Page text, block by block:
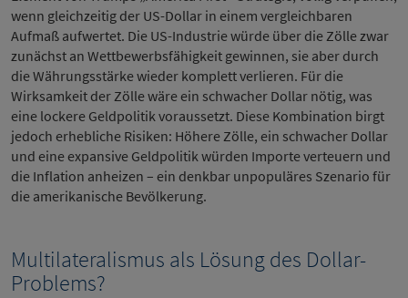
wenn gleichzeitig der US-Dollar in einem vergleichbaren
Aufmaß aufwertet. Die US-Industrie würde über die Zölle zwar
zunächst an Wettbewerbsfähigkeit gewinnen, sie aber durch
die Währungsstärke wieder komplett verlieren. Für die
Wirksamkeit der Zölle wäre ein schwacher Dollar nötig, was
eine lockere Geldpolitik voraussetzt. Diese Kombination birgt
jedoch erhebliche Risiken: Höhere Zölle, ein schwacher Dollar
und eine expansive Geldpolitik würden Importe verteuern und
die Inflation anheizen – ein denkbar unpopuläres Szenario für
die amerikanische Bevölkerung.
Multilateralismus als Lösung des Dollar-
Problems?